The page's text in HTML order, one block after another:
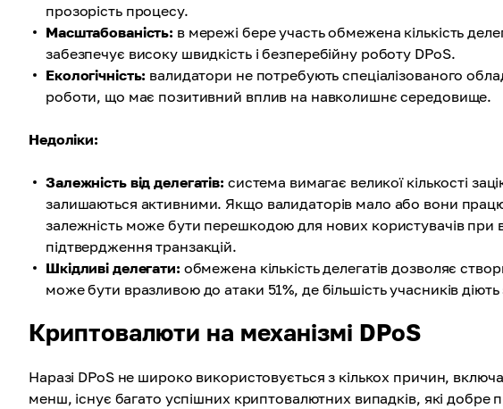
прозорість процесу.
Масштабованість: в мережі бере участь обмежена кількість
забезпечує високу швидкість і безперебійну роботу DPoS.
Екологічність: валидатори не потребують спеціалізованого
роботи, що має позитивний вплив на навколишнє середовище.
Недоліки:
Залежність від делегатів: система вимагає великої кількості
залишаються активними. Якщо валидаторів мало або вони
залежність може бути перешкодою для нових користувачів при
підтвердження транзакцій.
Шкідливі делегати: обмежена кількість делегатів дозволяє
може бути вразливою до атаки 51%, де більшість учасників
Криптовалюти на механізмі DPoS
Наразі DPoS не широко використовується з кількох причин,
менш, існує багато успішних криптовалютних випадків, які